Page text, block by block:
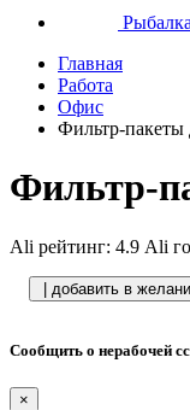
Главная
Работа
Офис
Фильтр-пакеты
Фильтр-
Ali рейтинг: 4.9 Ali
| добавить в
Сообщить о нерабочей
×